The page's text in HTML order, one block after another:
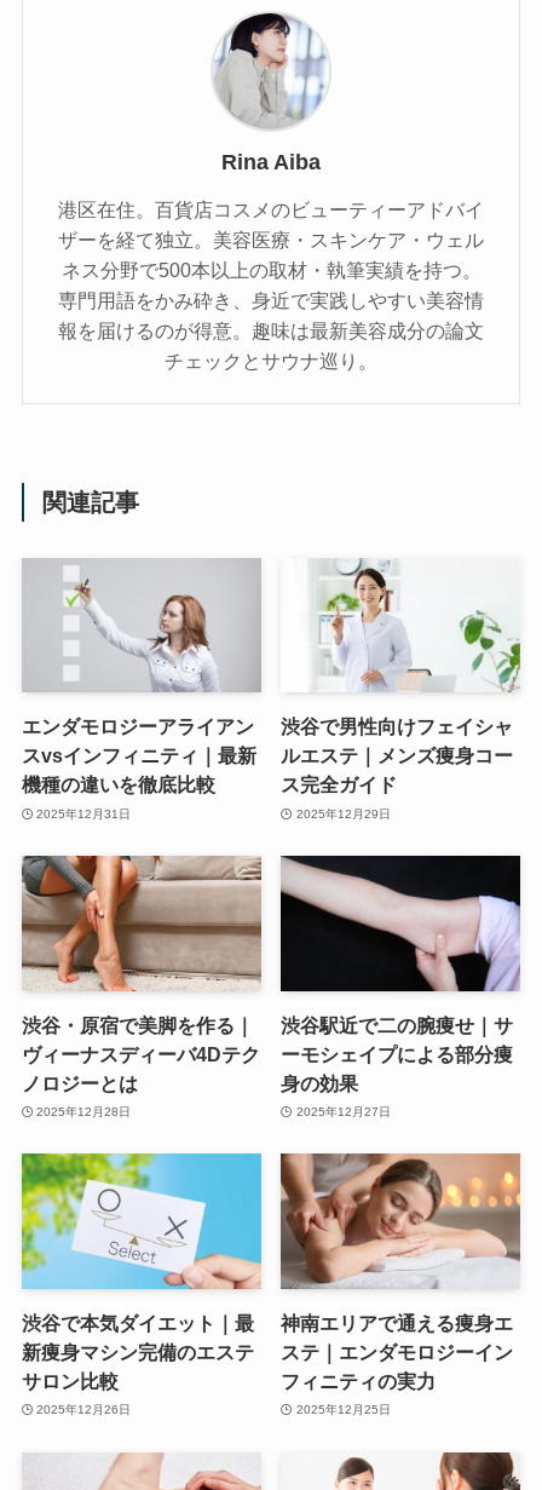
Rina Aiba
港区在住。百貨店コスメのビューティーアドバイ
ザーを経て独立。美容医療・スキンケア・ウェル
ネス分野で500本以上の取材・執筆実績を持つ。
専門用語をかみ砕き、⾝近で実践しやすい美容情
報を届けるのが得意。趣味は最新美容成分の論文
チェックとサウナ巡り。
関連記事
エンダモロジーアライアン
スvsインフィニティ｜最新
機種の違いを徹底比較
2025年12月31日
渋谷で男性向けフェイシャ
ルエステ｜メンズ痩身コー
ス完全ガイド
2025年12月29日
渋谷・原宿で美脚を作る｜
ヴィーナスディーバ4Dテク
ノロジーとは
2025年12月28日
渋谷駅近で二の腕痩せ｜サ
ーモシェイプによる部分痩
身の効果
2025年12月27日
渋谷で本気ダイエット｜最
新痩身マシン完備のエステ
サロン比較
2025年12月26日
神南エリアで通える痩身エ
ステ｜エンダモロジーイン
フィニティの実力
2025年12月25日